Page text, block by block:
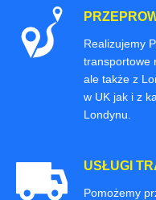
Realizujemy
transportowe
ale także z
w UK jak i z
Londynu.
USŁUGI
Pomożemy